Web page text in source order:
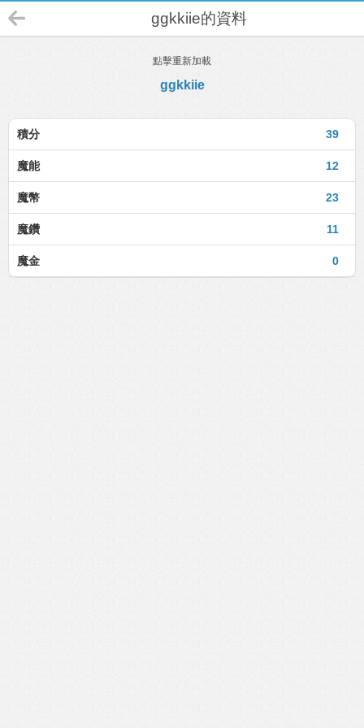
ggkkiie的資料
點擊重新加載
ggkkiie
39
積分
12
魔能
23
魔幣
11
魔鑽
0
魔金